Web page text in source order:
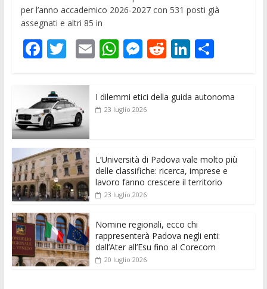
per l’anno accademico 2026-2027 con 531 posti già
assegnati e altri 85 in
F
e
b
o
o
k
T
itt
er
E
ai
l
W
s
p
M
ss
e
er
R
di
Li
e
C
di
I dilemmi etici della guida autonoma
23 luglio 2026
L’Università di Padova vale molto più
delle classifiche: ricerca, imprese e
lavoro fanno crescere il territorio
23 luglio 2026
Nomine regionali, ecco chi
rappresenterà Padova negli enti:
dall’Ater all’Esu fino al Corecom
20 luglio 2026